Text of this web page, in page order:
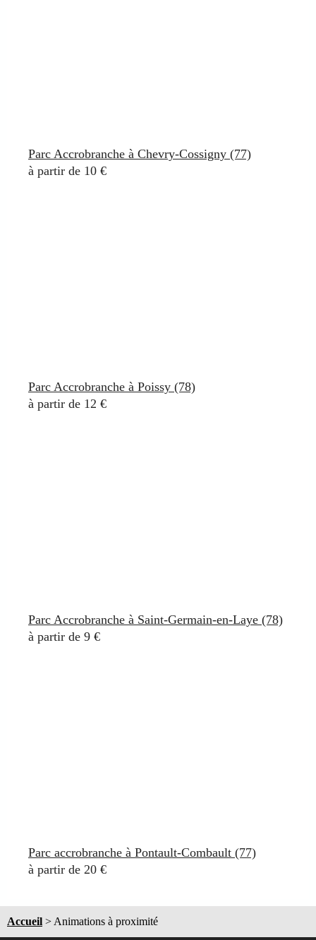
Parc Accrobranche à Chevry-Cossigny (77)
à partir de 10 €
Parc Accrobranche à Poissy (78)
à partir de 12 €
Parc Accrobranche à Saint-Germain-en-Laye (78)
à partir de 9 €
Parc accrobranche à Pontault-Combault (77)
à partir de 20 €
Accueil > Animations à proximité